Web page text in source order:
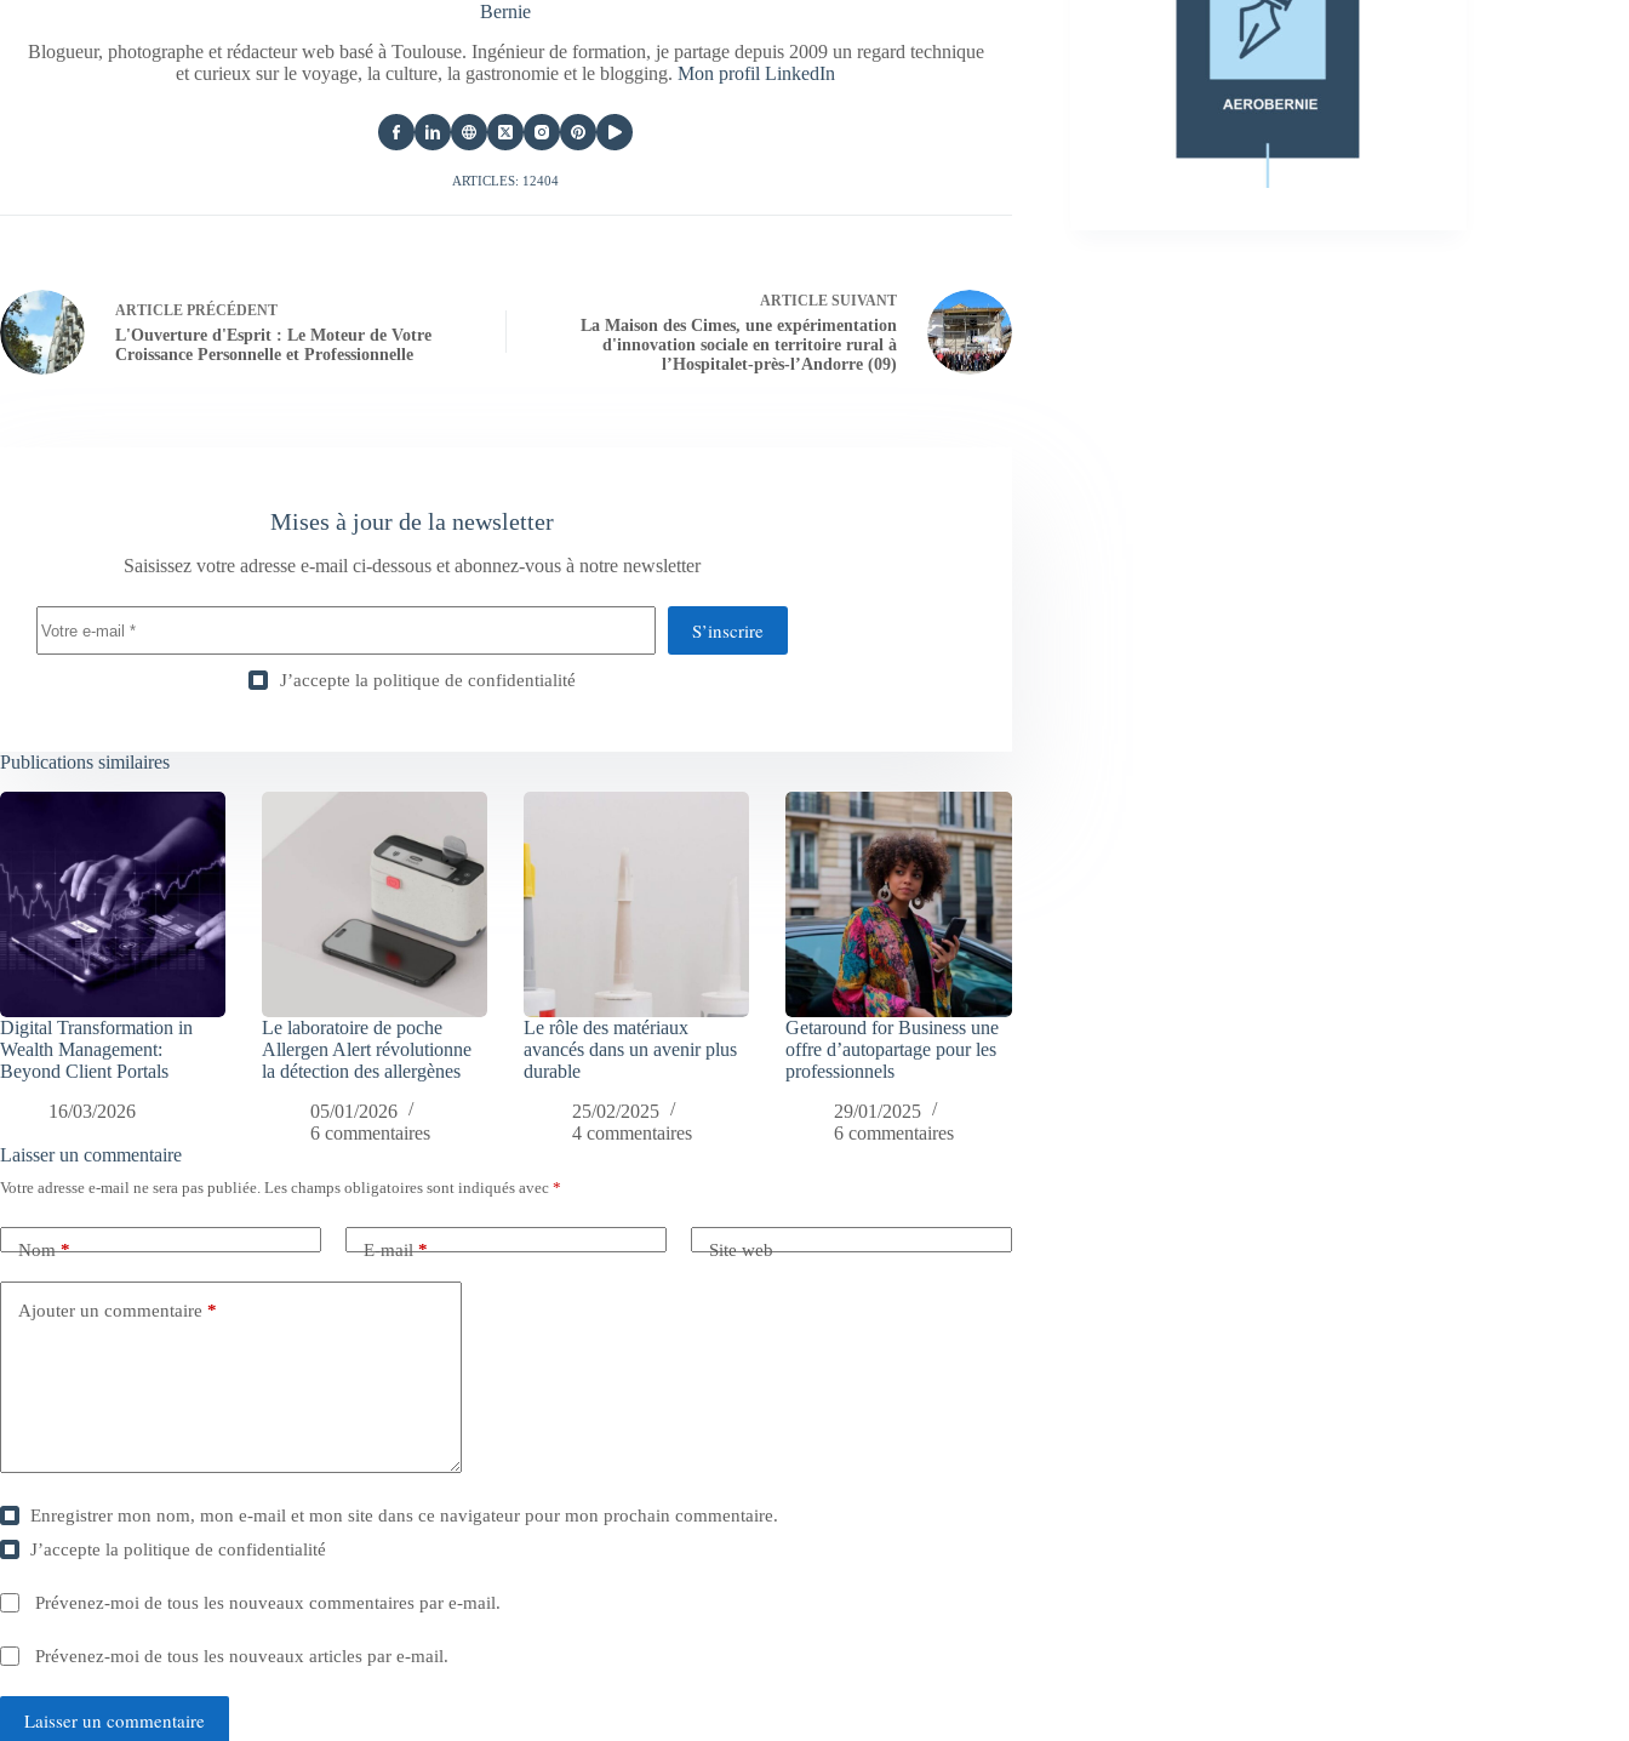
Bernie
Blogueur, photographe et rédacteur web basé à Toulouse. Ingénieur de formation, je partage depuis 2009 un regard technique
et curieux sur le voyage, la culture, la gastronomie et le blogging.Mon profil LinkedIn
ARTICLES: 12404
ARTICLE PRÉCÉDENT
L'Ouverture d'Esprit : Le Moteur de Votre
Croissance Personnelle et Professionnelle
ARTICLESUIVANT
La Maison des Cimes, une expérimentation
d'innovation sociale en territoire rural à
l’Hospitalet-près-l’Andorre (09)
Mises à jour de la newsletter
Saisissez votre adresse e-mail ci-dessous et abonnez-vous à notre newsletter
S’inscrire
J’accepte la politique de confidentialité
Publications similaires
Digital Transformation in
Wealth Management:
Beyond Client Portals
16/03/2026
Le laboratoire de poche
Allergen Alert révolutionne
la détection des allergènes
05/01/2026
6 commentaires
Le rôle des matériaux
avancés dans un avenir plus
durable
25/02/2025
4 commentaires
Getaround for Business une
offre d’autopartage pour les
professionnels
29/01/2025
6 commentaires
Laisser un commentaire
Votre adresse e-mail ne sera pas publiée. Les champs obligatoires sont indiqués avec *
Nom* E-mail* Site web
Ajouter un commentaire *
Enregistrer mon nom, mon e-mail et mon site dans ce navigateur pour mon prochain commentaire.
J’accepte lapolitique de confidentialité
Prévenez-moi de tous les nouveaux commentaires par e-mail.
Prévenez-moi de tous les nouveaux articles par e-mail.
Laisser un commentaire